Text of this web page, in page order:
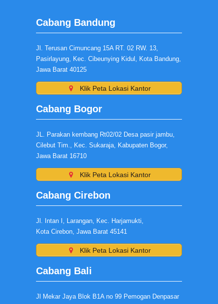
Cabang Bandung
Jl. Terusan Cimuncang 15A RT. 02 RW. 13,
Pasirlayung, Kec. Cibeunying Kidul, Kota Bandung,
Jawa Barat 40125
Klik Peta Lokasi Kantor
Cabang Bogor
JL. Parakan kembang Rt02/02 Desa pasir jambu,
Cilebut Tim., Kec. Sukaraja, Kabupaten Bogor,
Jawa Barat 16710
Klik Peta Lokasi Kantor
Cabang Cirebon
Jl. Intan I, Larangan, Kec. Harjamukti,
Kota Cirebon, Jawa Barat 45141
Klik Peta Lokasi Kantor
Cabang Bali
Jl Mekar Jaya Blok B1A no 99 Pemogan Denpasar